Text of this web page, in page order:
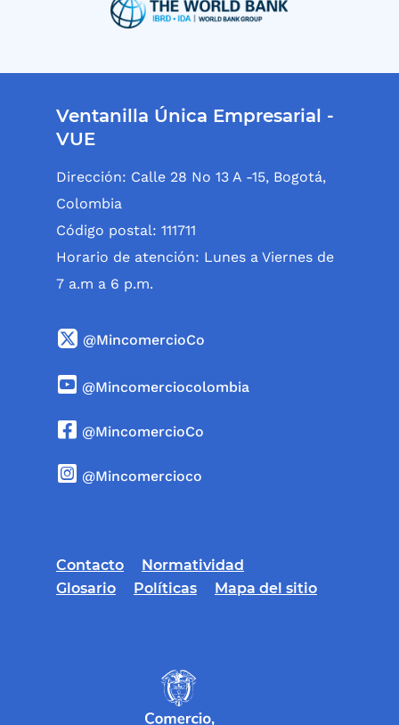
Ventanilla Única Empresarial -
VUE
Dirección: Calle 28 No 13 A -15, Bogotá,
Colombia
Código postal: 111711
Horario de atención: Lunes a Viernes de
7 a.m a 6 p.m.
@MincomercioCo
@Mincomerciocolombia
@MincomercioCo
@Mincomercioco
Contacto
Normatividad
Glosario
Políticas Mapa del sitio